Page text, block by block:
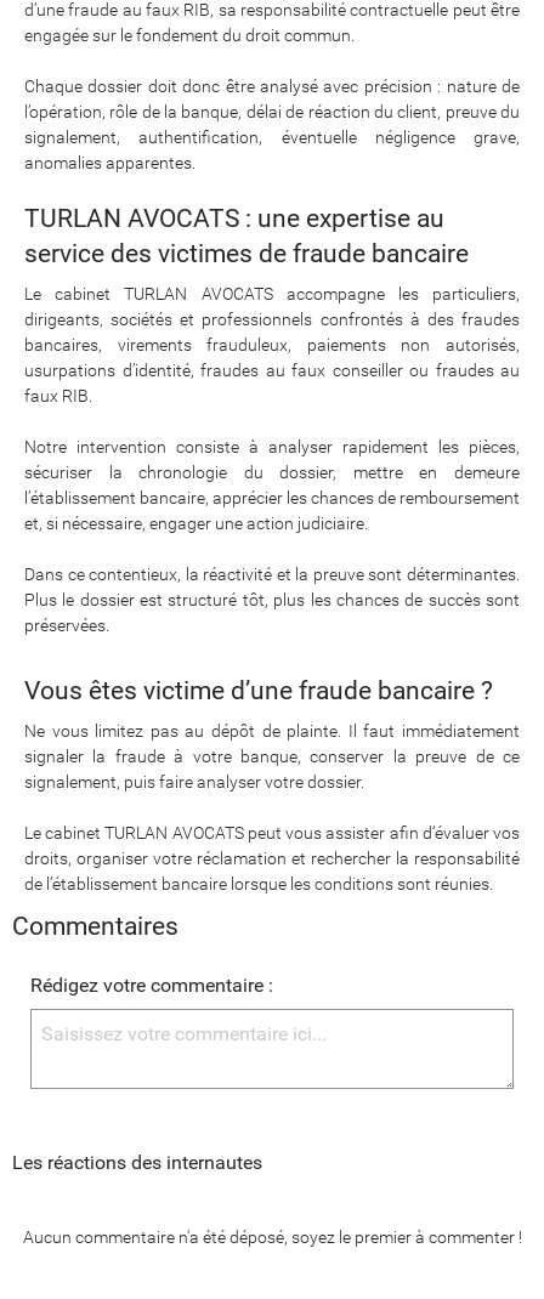
d’une fraude au faux RIB, sa responsabilité contractuelle peut être
engagée sur le fondement du droit commun.
Chaque dossier doit donc être analysé avec précision : nature de
l’opération, rôle de la banque, délai de réaction du client, preuve du
signalement, authentification, éventuelle négligence grave,
anomalies apparentes.
TURLAN AVOCATS : une expertise au
service des victimes de fraude bancaire
Le cabinet TURLAN AVOCATS accompagne les particuliers,
dirigeants, sociétés et professionnels confrontés à des fraudes
bancaires, virements frauduleux, paiements non autorisés,
usurpations d’identité, fraudes au faux conseiller ou fraudes au
faux RIB.
Notre intervention consiste à analyser rapidement les pièces,
sécuriser la chronologie du dossier, mettre en demeure
l’établissement bancaire, apprécier les chances de remboursement
et, si nécessaire, engager une action judiciaire.
Dans ce contentieux, la réactivité et la preuve sont déterminantes.
Plus le dossier est structuré tôt, plus les chances de succès sont
préservées.
Vous êtes victime d’une fraude bancaire ?
Ne vous limitez pas au dépôt de plainte. Il faut immédiatement
signaler la fraude à votre banque, conserver la preuve de ce
signalement, puis faire analyser votre dossier.
​​​​​​​Le cabinet TURLAN AVOCATS peut vous assister afin d’évaluer vos
droits, organiser votre réclamation et rechercher la responsabilité
de l’établissement bancaire lorsque les conditions sont réunies.
Commentaires
Rédigez votre commentaire :
Les réactions des internautes
Aucun commentaire n'a été déposé, soyez le premier à commenter !